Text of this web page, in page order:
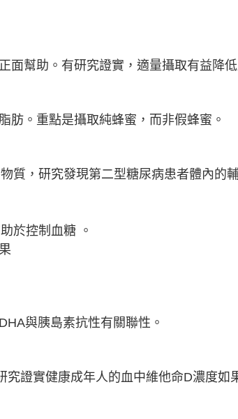
面幫助。有研究證實，適量攝取有益降低
肪。重點是攝取純蜂蜜，而非假蜂蜜。
質，研究發現第二型糖尿病患者體內的
於控制血糖 。
與胰島素抗性有關聯性。
究證實健康成年人的血中維他命D濃度如